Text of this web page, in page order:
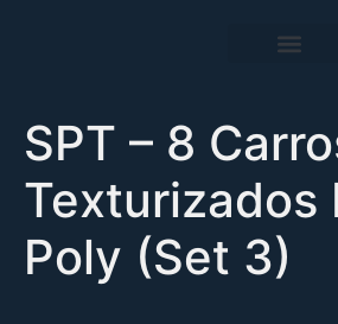
SPT – 8
Texturizados
Poly (Set 3)